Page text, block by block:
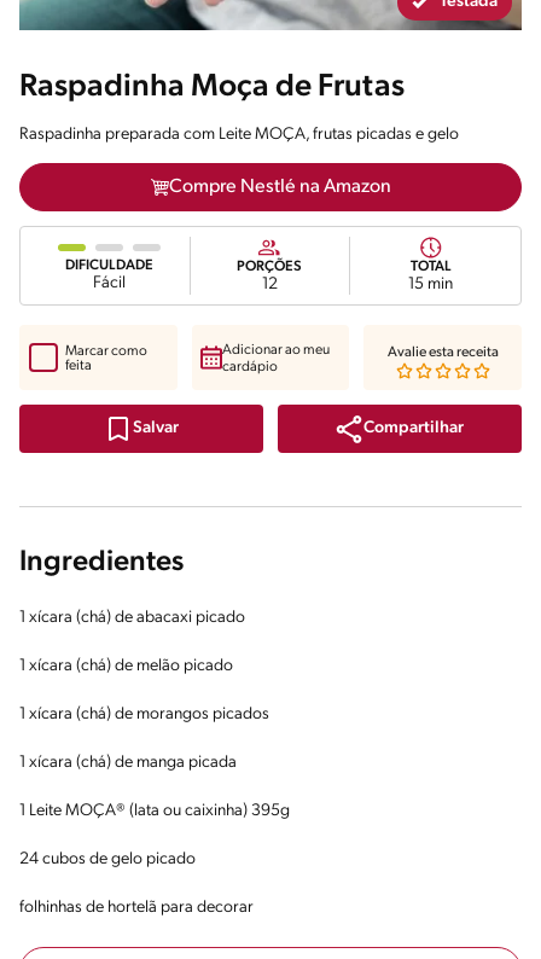
Raspadinha Moça de Frutas
Raspadinha preparada com Leite MOÇA, frutas picadas e gelo
Compre Nestlé na Amazon
DIFICULDADE
Fácil
PORÇÕES
12
TOTAL
15 min
Salvar Compartilhar
Marcar como
feita
Adicionar ao meu
cardápio
Avalie esta receita
Ingredientes
1 xícara (chá) de abacaxi picado
1 xícara (chá) de melão picado
1 xícara (chá) de morangos picados
1 xícara (chá) de manga picada
1 Leite MOÇA® (lata ou caixinha) 395g
24 cubos de gelo picado
folhinhas de hortelã para decorar